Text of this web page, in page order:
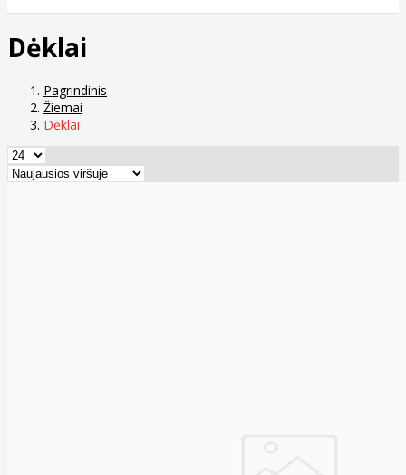
Dėklai
Pagrindinis
Žiemai
Dėklai